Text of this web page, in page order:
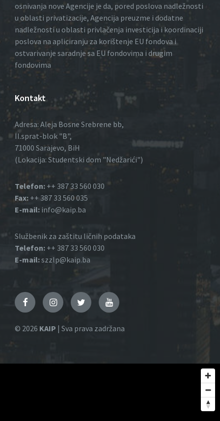
osnivanja nove Agencije je da, pored poslova nadležnosti
u oblasti privatizacije, Agencija preuzme i dodatne
nadležnosti u oblasti privlačenja investicija i koordinaciji
poslova na apliciranju za korištenje EU fondova i
ostvarivanje saradnje sa EU fondovima i drugim
fondovima
Kontakt
Adresa: Aleja Bosne Srebrene bb,
II.sprat-blok "B",
71000 Sarajevo, BiH
(Lokacija: Studentski dom "Nedžarići")
Telefon: ++ 387 33 560 030
Fax: ++ 387 33 560 035
E-mail: info@kaip.ba
Službenik za zaštitu ličnih podataka
Telefon: ++ 387 33 560 030
E-mail:szzlp@kaip.ba
FacebookInstagramTwitter YouTube
© 2026 KAIP | Sva prava zadržana